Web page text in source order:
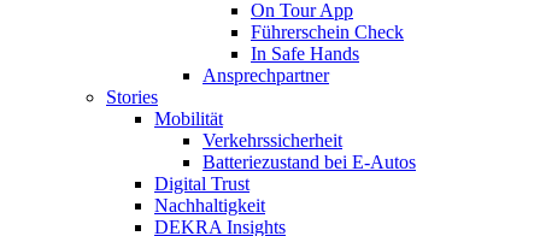
On Tour App
Führerschein Check
In Safe Hands
Ansprechpartner
Stories
Mobilität
Verkehrssicherheit
Batteriezustand bei E-Autos
Digital Trust
Nachhaltigkeit
DEKRA Insights